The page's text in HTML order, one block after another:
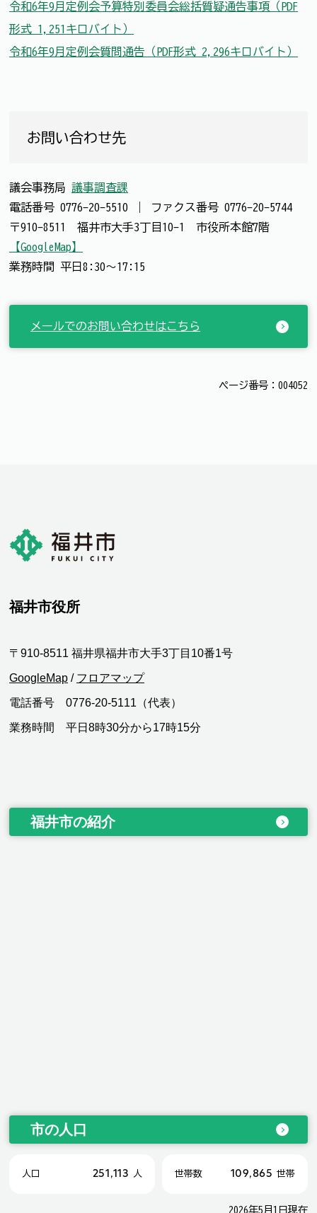
令和6年9月定例会予算特別委員会総括質疑通告事項（PDF
形式 1,251キロバイト）
令和6年9月定例会質問通告（PDF形式 2,296キロバイト）
お問い合わせ先
議会事務局 議事調査課
電話番号 0776-20-5510 ファクス番号 0776-20-5744
〒910-8511 福井市大手3丁目10-1 市役所本館7階
【GoogleMap】
業務時間 平日8:30～17:15
メールでのお問い合わせはこちら
ページ番号：004052
福井市役所
〒910-8511 福井県福井市大手3丁目10番1号
GoogleMap / フロアマップ
電話番号 0776-20-5111（代表）
業務時間 平日8時30分から17時15分
福井市の紹介
市の人口
人口 251,113 人 世帯数 109,865 世帯
2026年5月1日現在